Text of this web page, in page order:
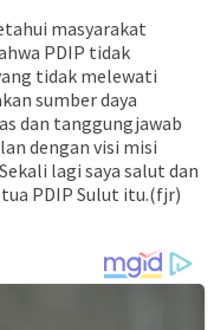
masyarakat
PDIP tidak
tidak melewati
sumber daya
dan tanggungjawab
dengan visi misi
lagi saya salut dan
PDIP Sulut itu.(fjr)